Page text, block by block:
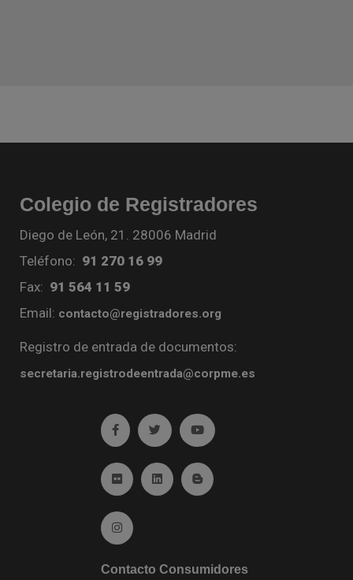
Colegio de Registradores
Diego de León, 21. 28006 Madrid
Teléfono: 91 270 16 99
Fax: 91 564 11 59
Email: contacto@registradores.org
Registro de entrada de documentos:
secretaria.registrodeentrada@corpme.es
Ir a facebook (abre en ventana nueva)
Ir a twitter (abre en ventana nueva)
Ir a YouTube (abre en
Ir a Flickr (abre en ventana nueva)
Ir a Linkedin (abre en ventana nueva)
Ir al Blog (abre en ventana
Ir a Instagram (abre en ventana nueva)
Contacto Consumidores